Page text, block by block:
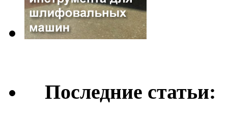
Последние статьи: